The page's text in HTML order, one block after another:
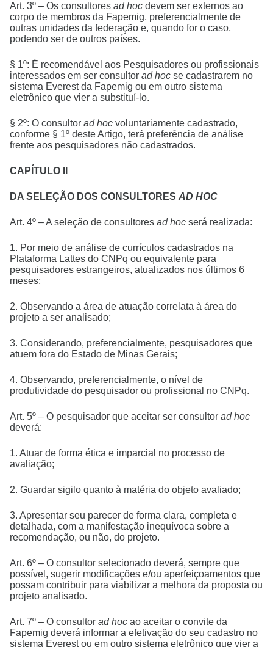
Art. 3º – Os consultores ad hoc devem ser externos ao
corpo de membros da Fapemig, preferencialmente de
outras unidades da federação e, quando for o caso,
podendo ser de outros países.
§ 1º: É recomendável aos Pesquisadores ou profissionais
interessados em ser consultor ad hoc se cadastrarem no
sistema Everest da Fapemig ou em outro sistema
eletrônico que vier a substituí-lo.
§ 2º: O consultor ad hoc voluntariamente cadastrado,
conforme § 1º deste Artigo, terá preferência de análise
frente aos pesquisadores não cadastrados.
CAPÍTULO II
DA SELEÇÃO DOS CONSULTORES AD HOC
Art. 4º – A seleção de consultores ad hoc será realizada:
1. Por meio de análise de currículos cadastrados na
Plataforma Lattes do CNPq ou equivalente para
pesquisadores estrangeiros, atualizados nos últimos 6
meses;
2. Observando a área de atuação correlata à área do
projeto a ser analisado;
3. Considerando, preferencialmente, pesquisadores que
atuem fora do Estado de Minas Gerais;
4. Observando, preferencialmente, o nível de
produtividade do pesquisador ou profissional no CNPq.
Art. 5º – O pesquisador que aceitar ser consultor ad hoc
deverá:
1. Atuar de forma ética e imparcial no processo de
avaliação;
2. Guardar sigilo quanto à matéria do objeto avaliado;
3. Apresentar seu parecer de forma clara, completa e
detalhada, com a manifestação inequívoca sobre a
recomendação, ou não, do projeto.
Art. 6º – O consultor selecionado deverá, sempre que
possível, sugerir modificações e/ou aperfeiçoamentos que
possam contribuir para viabilizar a melhora da proposta ou
projeto analisado.
Art. 7º – O consultor ad hoc ao aceitar o convite da
Fapemig deverá informar a efetivação do seu cadastro no
sistema Everest ou em outro sistema eletrônico que vier a